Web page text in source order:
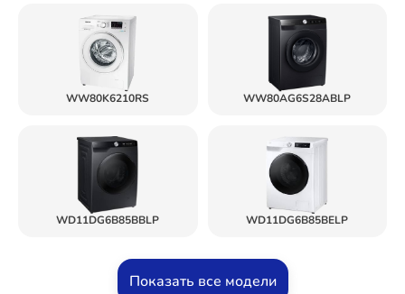
WW80K6210RS WW80AG6S28ABLP
WD11DG6B85BBLP WD11DG6B85BELP
Показать все модели